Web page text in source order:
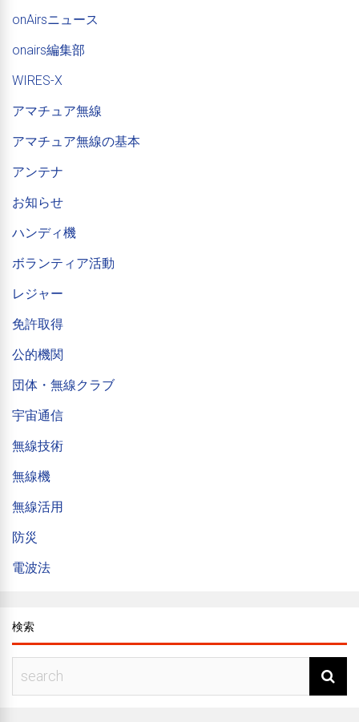
onAirsニュース
onairs編集部
WIRES-X
アマチュア無線
アマチュア無線の基本
アンテナ
お知らせ
ハンディ機
ボランティア活動
レジャー
免許取得
公的機関
団体・無線クラブ
宇宙通信
無線技術
無線機
無線活用
防災
電波法
検索